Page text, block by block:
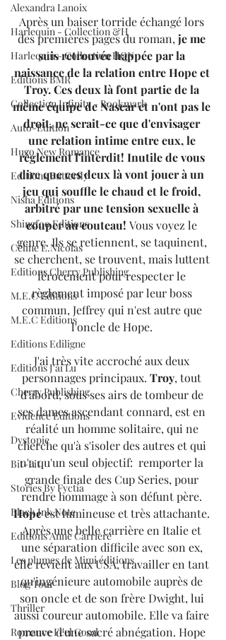
Alexandra Lanoix
Harlequin - Collection &H
Harlequin - Collection HQN
Editions BMR
Collection Infinity - Bookmark
Auto-Edition
Hugo New Romance
Editions Butterfly
Nisha Editions
Shingfoo Editions
Céline E.Nicolas
Editions Cherry Publishing
M.E.C Editions
M.E.C Editions
Editions Ediligne
Editions J'ai Lu
Cherry Publishing
Evidence Editions
Dystopie
Bit-Lit
Stories By Fyctia
Black Ink Note
Editions Anne Carrière
Les plumes de Mimi éditions
Blog Tour
Thriller
Romance Feel Good
Après un baiser torride échangé lors
des premières pages du roman, je me
suis retrouvée happée par la
naissance de la relation entre Hope et
Troy. Ces deux là font partie de la
même équipe de Nascar et n'ont pas le
droit, ne serait-ce que d'envisager
une relation intime entre eux, le
règlement l'interdit! Inutile de vous
dire que ces deux là vont jouer à un
jeu qui souffle le chaud et le froid,
arbitré par une tension sexuelle à
couper au couteau! Vous voyez le
genre. Ils se retiennent, se taquinent,
se cherchent, se trouvent, mais luttent
férocement pour respecter le
règlement imposé par leur boss
commun, Jeffrey qui n'est autre que
l'oncle de Hope.
J'ai très vite accroché aux deux
personnages principaux. Troy, tout
d'abord, sous ses airs de tombeur de
ses dames ascendant connard, est en
réalité un homme solitaire, qui ne
cherche qu'à s'isoler des autres et qui
n'a qu'un seul objectif:  remporter la
grande finale des Cup Series, pour
rendre hommage à son défunt père.
Hope est lumineuse et très attachante.
Après une belle carrière en Italie et
une séparation difficile avec son ex,
elle revient aux USA, travailler en tant
qu'ingénieure automobile auprès de
son oncle et de son frère Dwight, lui
aussi coureur automobile. Elle va faire
preuve d'une sacré abnégation. Hope